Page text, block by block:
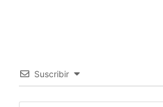
Suscribir